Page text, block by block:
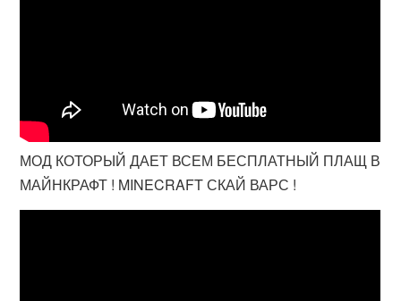
МОД КОТОРЫЙ ДАЕТ ВСЕМ БЕСПЛАТНЫЙ ПЛАЩ В
МАЙНКРАФТ ! MINECRAFT СКАЙ ВАРС !